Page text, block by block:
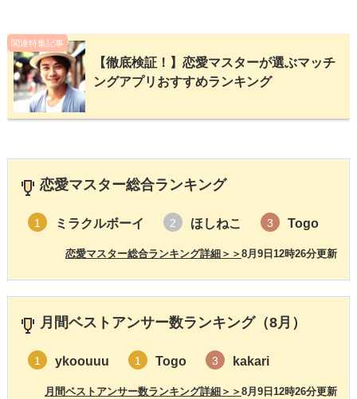
関連特集記事
【徹底検証！】恋愛マスターが選ぶマッチ
ングアプリおすすめランキング
恋愛マスター総合ランキング
1 ミラクルボーイ 2 ほしねこ 3 Togo
8月9日12時26分更新
恋愛マスター総合ランキング詳細＞＞
月間ベストアンサー数ランキング（8月）
1 ykoouuu 1 Togo 3 kakari
8月9日12時26分更新
月間ベストアンサー数ランキング詳細＞＞